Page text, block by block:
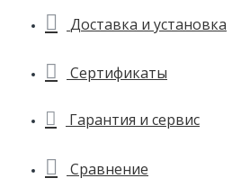
Доставка и установка
Сертификаты
Гарантия и сервис
Сравнение